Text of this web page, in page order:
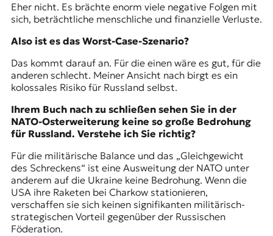
Eher nicht. Es brächte enorm viele negative Folgen mit
sich, beträchtliche menschliche und finanzielle Verluste.
Also ist es das Worst-Case-Szenario?
Das kommt darauf an. Für die einen wäre es gut, für die
anderen schlecht. Meiner Ansicht nach birgt es ein
kolossales Risiko für Russland selbst.
Ihrem Buch nach zu schließen sehen Sie in der
NATO-Osterweiterung keine so große Bedrohung
für Russland. Verstehe ich Sie richtig?
Für die militärische Balance und das „Gleichgewicht
des Schreckens“ ist eine Ausweitung der NATO unter
anderem auf die Ukraine keine Bedrohung. Wenn die
USA ihre Raketen bei Charkowstationieren,
verschaffen sie sich keinen signifikanten militärisch-
strategischen Vorteil gegenüber der Russischen
Föderation.